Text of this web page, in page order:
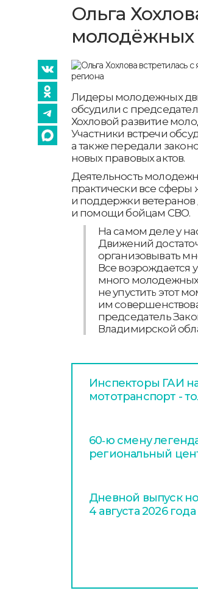
Ольга
молодёжных
Лидеры молодежных
обсудили с
Хохловой развитие
Участники встречи
а также передали
новых правовых актов.
Деятельность
практически все сферы
и поддержки ветеранов
и помощи бойцам СВО.
На самом деле у
Движений
организовывать
Все возрождается
много
не упустить этот
им
председатель
Владимирской
Инспекторы ГАИ
мототранспорт -
60‑ю смену
региональный
Дневной выпуск
4 августа 2026 года